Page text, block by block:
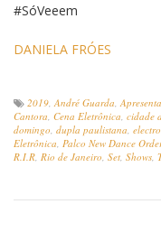
#SóVeeem
DANIELA FRÓES
2019 André Guarda
Cantora Cena Eletrônica cidade
domingo dupla paulistana
Eletrônica Palco New Dance Order
R.I.R Rio de Janeiro Set Shows